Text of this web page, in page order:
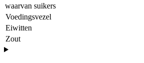
waarvan suikers
Voedingsvezel
Eiwitten
Zout